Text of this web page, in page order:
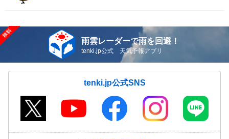
雨雲レーダーで雨を回避！
tenki.jp公式 天気予報アプリ
tenki.jp公式SNS